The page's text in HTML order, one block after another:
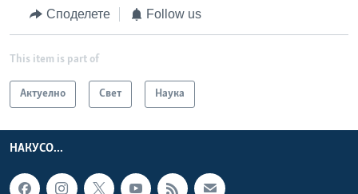
Споделете Follow us
This item is part of
Актуелно Свет Наука
НАКУСО...